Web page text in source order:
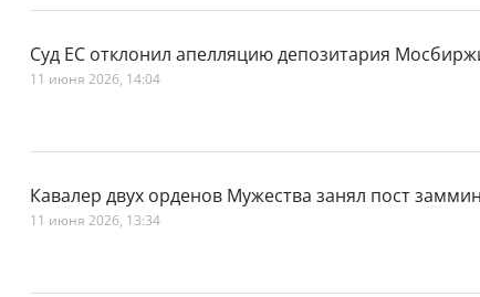
Суд ЕС отклонил апелляцию депозитария
11 июня 2026, 14:04
Кавалер двух орденов Мужества занял пост
11 июня 2026, 13:34